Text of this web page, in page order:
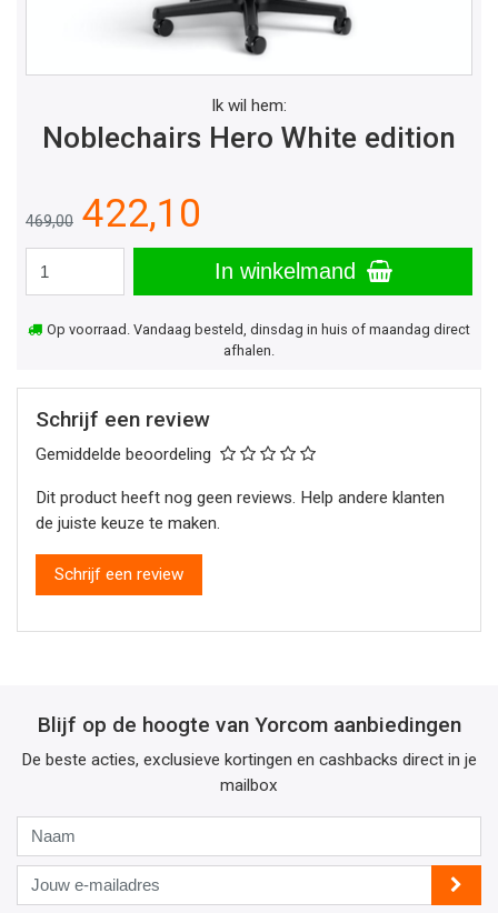
Ik wil hem:
Noblechairs Hero White edition
469,00 422,10
In winkelmand
Op voorraad. Vandaag besteld, dinsdag in huis of maandag direct
afhalen.
Schrijf een review
Gemiddelde beoordeling
Dit product heeft nog geen reviews. Help andere klanten
de juiste keuze te maken.
Schrijf een review
Blijf op de hoogte van Yorcom aanbiedingen
De beste acties, exclusieve kortingen en cashbacks direct in je
mailbox
Jouw
e-